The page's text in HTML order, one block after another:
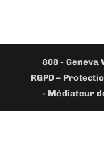
808 -Geneva
RGPD –
- Médiateur